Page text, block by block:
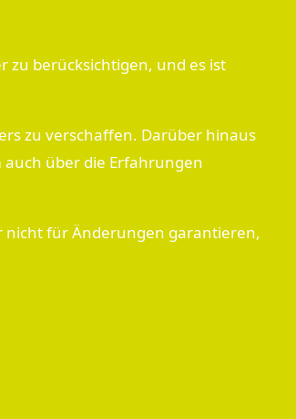
zu berücksichtigen, und es ist
zu verschaffen. Darüber hinaus
auch über die Erfahrungen
nicht für Änderungen garantieren,